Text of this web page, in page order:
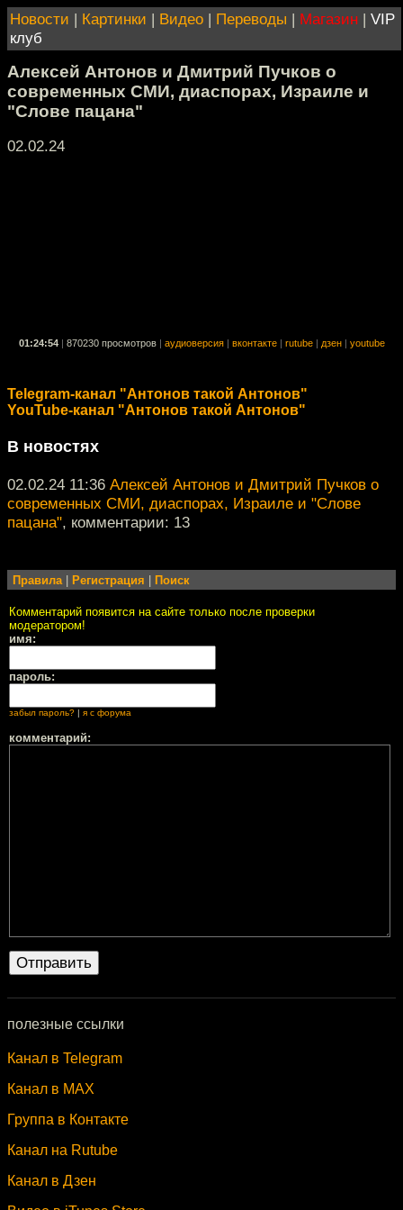
Новости | Картинки | Видео | Переводы | Магазин | VIP
клуб
Алексей Антонов и Дмитрий Пучков о
современных СМИ, диаспорах, Израиле и
"Слове пацана"
02.02.24
01:24:54 870230 просмотров аудиоверсия вконтакте rutube дзен youtube
Telegram-канал "Антонов такой Антонов"
YouTube-канал "Антонов такой Антонов"
В новостях
02.02.24 11:36 Алексей Антонов и Дмитрий Пучков о
современных СМИ, диаспорах, Израиле и "Слове
пацана", комментарии: 13
Правила| Регистрация Поиск
Комментарий появится на сайте только после проверки
модератором!
имя:
пароль:
забыл пароль? я с форума
комментарий:
полезные ссылки
Канал в Telegram
Канал в MAX
Группа в Контакте
Канал на Rutube
Канал в Дзен